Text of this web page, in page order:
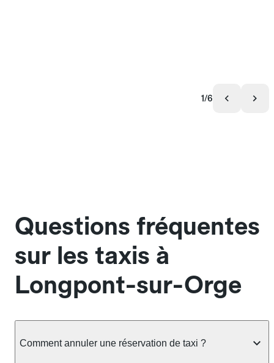
1/6
Questions fréquentes
sur les taxis à
Longpont-sur-Orge
Comment annuler une réservation de taxi ?